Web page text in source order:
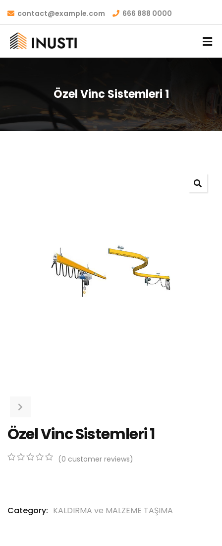
contact@example.com 666 888 0000
Özel Vinc Sistemleri 1
Özel Vinc Sistemleri 1
customer
(0 customer reviews)
Category: KALDIRMA ve MALZEME TAŞIMA